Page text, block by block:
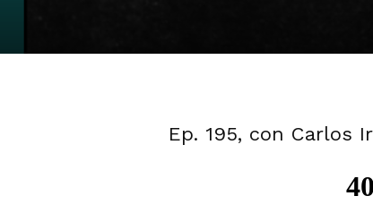
Ep. 195, con Carlos